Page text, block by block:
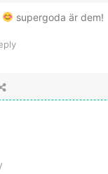
supergoda är dem!